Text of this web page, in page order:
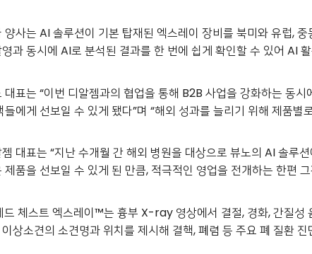
양사는 AI 솔루션이 기본 탑재된 엑스레이 장비를 북미와 유럽,
과 동시에 AI로 분석된 결과를 한 번에 쉽게 확인할 수 있어 AI
대표는 “이번 디알젬과의 협업을 통해 B2B 사업을 강화하는 동
들에게 선보일 수 있게 됐다”며 “해외 성과를 늘리기 위해 제품
대표는 “지난 수개월 간 해외 병원을 대상으로 뷰노의 AI 솔루
제품을 선보일 수 있게 된 만큼, 적극적인 영업을 전개하는 한편
드 체스트 엑스레이™는 흉부 X-ray 영상에서 결절, 경화, 간질성
상소견의 소견명과 위치를 제시해 결핵, 폐렴 등 주요 폐 질환